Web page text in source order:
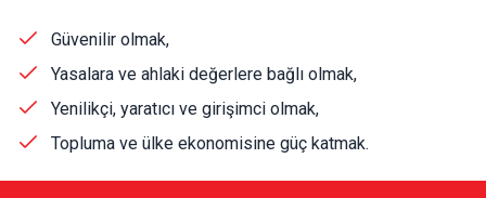
Güvenilir olmak,
Yasalara ve ahlaki değerlere bağlı olmak,
Yenilikçi, yaratıcı ve girişimci olmak,
Topluma ve ülke ekonomisine güç katmak. ​​​